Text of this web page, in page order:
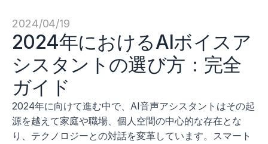
2024/04/19
2024年におけるAIボイスア
シスタントの選び方：完全
ガイド
2024年に向けて進む中で、AI音声アシスタントはその起
源を越えて家庭や職場、個人空間の中心的な存在とな
り、テクノロジーとの対話を変革しています。スマート